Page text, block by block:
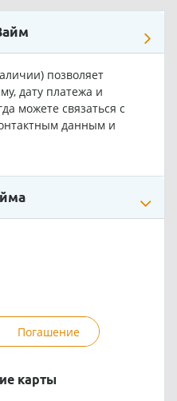
позволяет
дату платежа и
можете связаться с
данным и
Погашение
карты